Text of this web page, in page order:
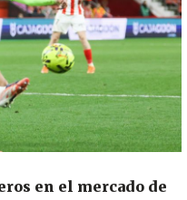
en el mercado de